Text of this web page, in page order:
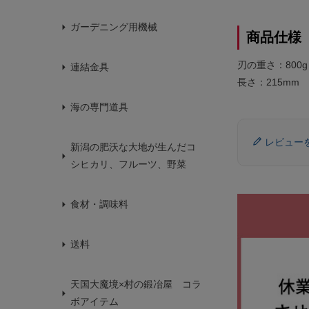
ガーデニング用機械
連結金具
海の専門道具
新潟の肥沃な大地が生んだコ
シヒカリ、フルーツ、野菜
食材・調味料
送料
天国大魔境×村の鍛冶屋 コラ
ボアイテム
商品仕様
刃の重さ：800g
長さ：215mm
レビュー